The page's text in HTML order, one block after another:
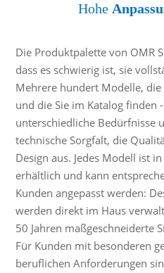
Hohe
Die Produktpalette von OMR
dass es schwierig ist, sie
Mehrere hundert Modelle,
und die Sie im Katalog finden
unterschiedliche Bedürfnisse
technische Sorgfalt, die
Design aus. Jedes Modell ist
erhältlich und kann
Kunden angepasst werden:
werden direkt im Haus
50 Jahren maßgeschneiderte
Für Kunden mit besonderen
beruflichen Anforderungen